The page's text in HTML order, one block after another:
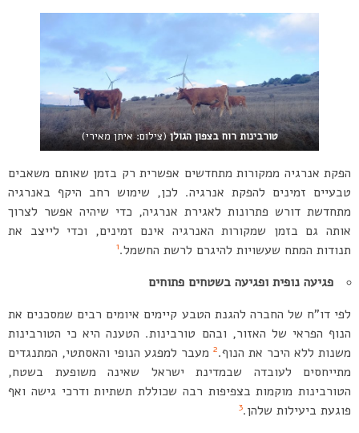
טורבינות רוח בצפון הגולן(צילום: איתן מאירי)
הפקת אנרגיה ממקורות מתחדשים אפשרית רק בזמן שאותם משאבים
טבעיים זמינים להפקת אנרגיה. לכן, שימוש רחב היקף באנרגיה
מתחדשת דורש פתרונות לאגירת אנרגיה, כדי שיהיה אפשר לצרוך
אותה גם בזמן שמקורות האנרגיה אינם זמינים, וכדי לייצב את
תנודות המתח שעשויות להיגרם לרשת החשמל.1
פגיעה נופית ופגיעה בשטחים פתוחים
לפי דו”ח של החברה להגנת הטבע קיימים איומים רבים שמסכנים את
הנוף הפראי של האזור, ובהם טורבינות. הטענה היא כי הטורבינות
משנות ללא היכר את הנוף.2 מעבר למפגע הנופי והאסתטי, המתנגדים
מתייחסים לעובדה שבמדינת ישראל שאינה משופעת בשטח,
הטורבינות מוקמות בצפיפות רבה שכוללת תשתיות ודרכי גישה ואף
פוגעת ביעילות שלהן.3